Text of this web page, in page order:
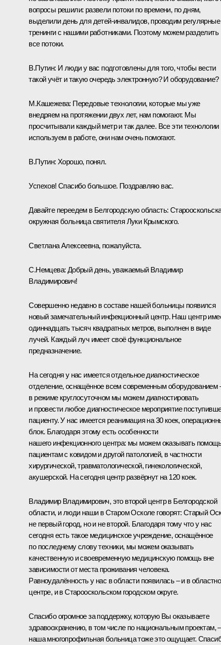
вопросы решили: развели потоки по времени, по дням,
выделили день для детей-инвалидов, проводим регулярные
тренинги с нашими работниками. Поэтому можем разделить
все потоки.
В.Путин: И люди у вас подготовлены для того, чтобы вести
такой учёт и такую очередь электронную? И оборудование?
М.Кашежева: Передовые технологии, которые мы уже
внедряем на протяжении двух лет, нам помогают. Мы
просчитывали каждый метр и так далее. Все эти технологии
используем в работе, они нам очень помогают.
В.Путин: Хорошо, понял.
Успехов! Спасибо большое. Поздравляю вас.
Давайте переедем в Белгородскую область:
окружная больница святителя Луки Крымского.
Светлана Алексеевна, пожалуйста.
С.Немцева: Добрый день, уважаемый Владимир
Владимирович!
Совершенно недавно в составе нашей больницы появился
новый замечательный инфекционный центр. Наш центр
одиннадцать тысяч квадратных метров, выполнен в виде
лучей. Каждый луч имеет своё функциональное
предназначение.
На сегодня у нас имеется отдельное диагностическое
отделение, оснащённое всем современным оборудованием
в режиме круглосуточном мы можем диагностировать
и провести любое диагностическое мероприятие
пациенту. У нас имеется реанимация на 30 коек,
блок. Благодаря этому есть особенности
нашего инфекционного центра: мы можем оказывать помощь
пациентам с ковидом и другой патологией, в частности
хирургической, травматологической, гинекологической,
акушерской. На сегодня центр развёрнут на 120 коек.
Владимир Владимирович, это второй центр в Белгородской
области, и люди наши в Старом Осколе говорят: Старый
не первый город, но и не второй. Благодаря тому что у нас
сегодня есть такое медицинское учреждение, оснащённое
по последнему слову техники, мы можем оказывать
качественную и своевременную медицинскую помощь вне
зависимости от места проживания человека.
Равноудалённость у нас в области появилась – и в
центре, и в Старооскольском городском округе.
Спасибо огромное за поддержку, которую Вы оказываете
здравоохранению, в том числе по национальным проектам, –
наша многопрофильная больница тоже это ощущает.